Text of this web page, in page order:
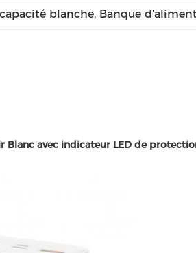
blanche, Banque
avec indicateur LED de